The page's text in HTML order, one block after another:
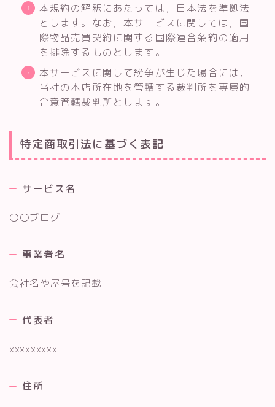
本規約の解釈にあたっては，日本法を準拠法
とします。なお，本サービスに関しては，国
際物品売買契約に関する国際連合条約の適用
を排除するものとします。
本サービスに関して紛争が生じた場合には，
当社の本店所在地を管轄する裁判所を専属的
合意管轄裁判所とします。
特定商取引法に基づく表記
サービス名
〇〇ブログ
事業者名
会社名や屋号を記載
代表者
xxxxxxxxx
住所